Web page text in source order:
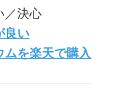
／決心
良い
ムを楽天で購入